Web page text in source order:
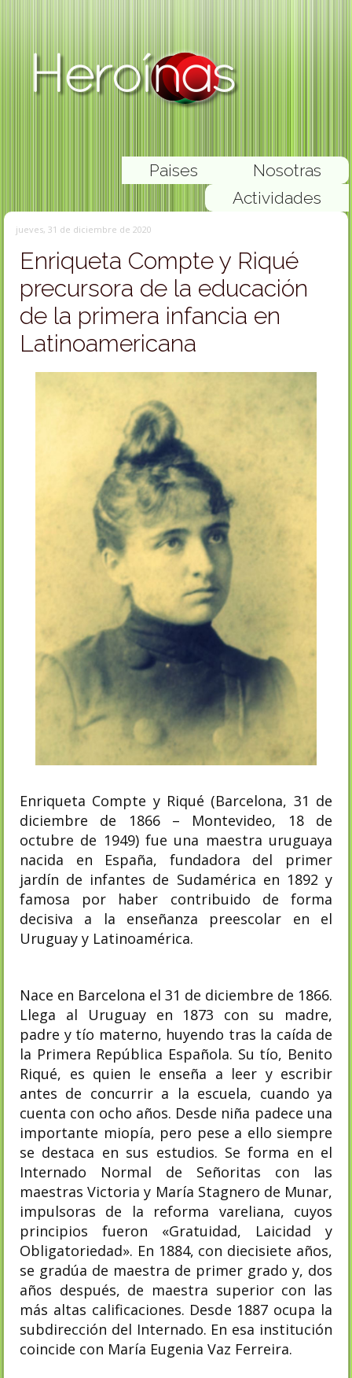
Nosotras
Paises
Actividades
jueves, 31 de diciembre de 2020
Enriqueta Compte y Riqué
precursora de la educación
de la primera infancia en
Latinoamericana
Enriqueta Compte y Riqué (Barcelona, 31 de
diciembre de 1866 – Montevideo, 18 de
octubre de 1949) fue una maestra uruguaya
nacida en España, fundadora del primer
jardín de infantes de Sudamérica en 1892 y
famosa por haber contribuido de forma
decisiva a la enseñanza preescolar en el
Uruguay y Latinoamérica.
Nace en Barcelona el 31 de diciembre de 1866.
Llega al Uruguay en 1873 con su madre,
padre y tío materno, huyendo tras la caída de
la Primera República Española. Su tío, Benito
Riqué, es quien le enseña a leer y escribir
antes de concurrir a la escuela, cuando ya
cuenta con ocho años. Desde niña padece una
importante miopía, pero pese a ello siempre
se destaca en sus estudios. Se forma en el
Internado Normal de Señoritas con las
maestras Victoria y María Stagnero de Munar,
impulsoras de la reforma vareliana, cuyos
principios fueron «Gratuidad, Laicidad y
Obligatoriedad». En 1884, con diecisiete años,
se gradúa de maestra de primer grado y, dos
años después, de maestra superior con las
más altas calificaciones. Desde 1887 ocupa la
subdirección del Internado. En esa institución
coincide con María Eugenia Vaz Ferreira.